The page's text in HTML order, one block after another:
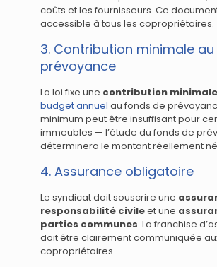
coûts et les fournisseurs. Ce
accessible à tous les copropriétaires.
3. Contribution minimale
prévoyance
La loi fixe une contribution minimale
budget annuel au fonds de
minimum peut être insuffisant pour
immeubles — l’étude du fonds de
déterminera le montant réellement
4. Assurance obligatoire
Le syndicat doit souscrire une
responsabilité civileet une
parties communes. La franchise
doit être clairement communiquée
copropriétaires.